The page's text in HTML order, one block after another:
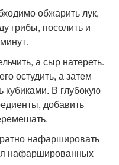
обжарить лук,
грибы, посолить и
а сыр натереть.
остудить, а затем
кубиками. В глубокую
добавить
нафаршировать
нафаршированных